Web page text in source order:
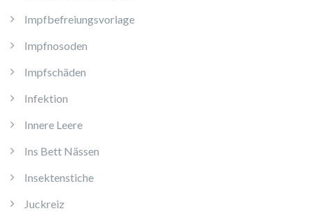
Impfbefreiungsvorlage
Impfnosoden
Impfschäden
Infektion
Innere Leere
Ins Bett Nässen
Insektenstiche
Juckreiz